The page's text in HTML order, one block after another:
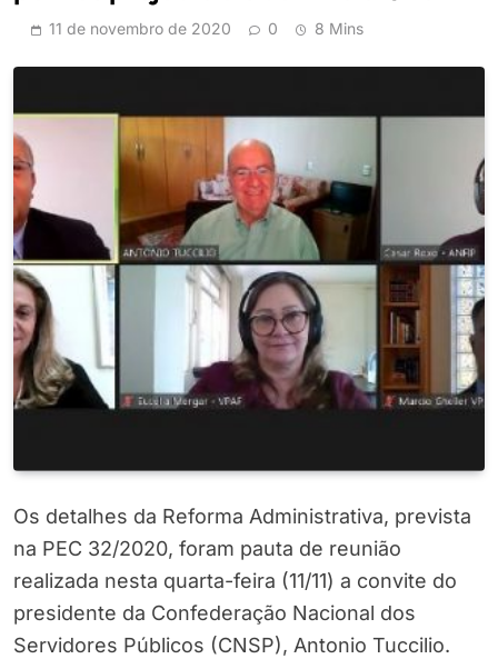
11 de novembro de 2020 0 8 Mins
Os detalhes da Reforma Administrativa, prevista
na PEC 32/2020, foram pauta de reunião
realizada nesta quarta-feira (11/11) a convite do
presidente da Confederação Nacional dos
Servidores Públicos (CNSP), Antonio Tuccilio.